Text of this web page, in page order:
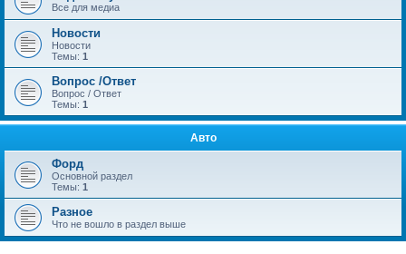
Все для медиа
Новости
Новости
Темы: 1
Вопрос /Ответ
Вопрос / Ответ
Темы: 1
Авто
Форд
Основной раздел
Темы: 1
Разное
Что не вошло в раздел выше